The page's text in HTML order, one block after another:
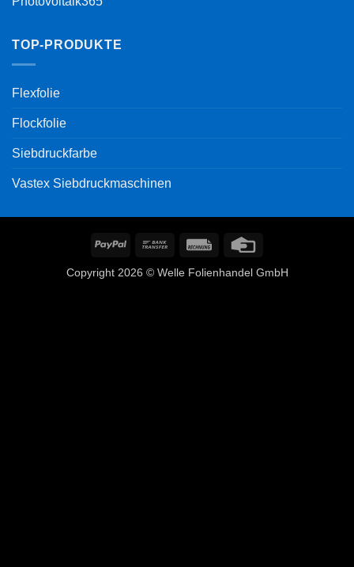
TOP-PRODUKTE
Flexfolie
Flockfolie
Siebdruckfarbe
Vastex Siebdruckmaschinen
PayPal
Bank
Rechung
Copyright 2026 © Welle Folienhandel GmbH